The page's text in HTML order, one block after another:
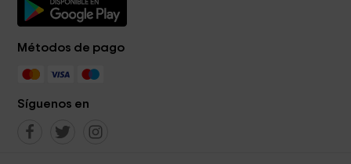
Métodos de pago
Síguenos en